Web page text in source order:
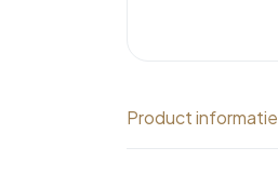
Product informatie